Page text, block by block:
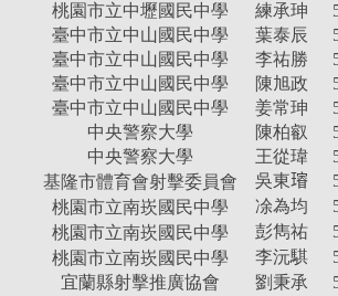
桃園市立中壢國民中學
練承珅
臺中市立中山國民中學
葉泰辰
臺中市立中山國民中學
李祐勝
臺中市立中山國民中學
陳旭政
臺中市立中山國民中學
姜常珅
中央警察大學
陳柏叡
中央警察大學
王從瑋
基隆市體育會射擊委員會
吳東𤩷
桃園市立南崁國民中學
凃為均
桃園市立南崁國民中學
彭雋祐
桃園市立南崁國民中學
李沅騏
宜蘭縣射擊推廣協會
劉秉承